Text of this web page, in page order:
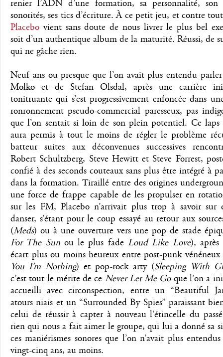
renier l’ADN d’une formation, sa personnalité, son
sonorités, ses tics d’écriture. À ce petit jeu, et contre
Placebo vient sans doute de nous livrer le plus bel
soit d’un authentique album de la maturité. Réussi, de
qui ne gâche rien.
Neuf ans ou presque que l’on avait plus entendu
Molko et de Stefan Olsdal, après une carrière
tonitruante qui s’est progressivement enfoncée dans
ronronnement pseudo-commercial paresseux, pas
que l’on sentait si loin de son plein potentiel. Ce laps
aura permis à tout le moins de régler le problème
batteur suites aux déconvenues successives
Robert Schultzberg, Steve Hewitt et Steve Forrest,
confié à des seconds couteaux sans plus être intégré à
dans la formation. Tiraillé entre des origines
une force de frappe capable de les propulser en
sur les FM, Placebo n’arrivait plus trop à savoir sur
danser, s’étant pour le coup essayé au retour aux
(Meds) ou à une ouverture vers une pop de stade
For The Sunou le plus fadeLoud Like Love),
écart plus ou moins heureux entre post-punk vénéneux
You I’m Nothing) et pop-rock arty (Sleeping With
c’est tout le mérite de ce Never Let Me Goque l’on a
accueilli avec circonspection, entre un “Beautiful
atours niais et un “Surrounded By Spies” paraissant
celui de réussir à capter à nouveau l’étincelle du
rien qui nous a fait aimer le groupe, qui lui a donné sa
ces maniérismes sonores que l’on n’avait plus
vingt-cinq ans, au moins.